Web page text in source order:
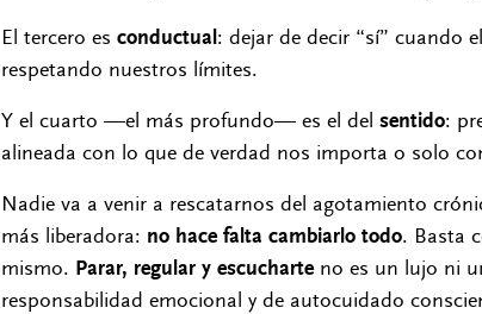
El tercero es conductual : dejar de decir “sí” cuando
respetando nuestros límites.
Y el cuarto —el más profundo— es el del sentido:
alineada con lo que de verdad nos importa o solo
Nadie va a venir a rescatarnos del agotamiento
más liberadora: no hace falta cambiarlo todo. Basta
mismo. Parar, regular y escucharteno es un lujo ni
responsabilidad emocional y de autocuidado